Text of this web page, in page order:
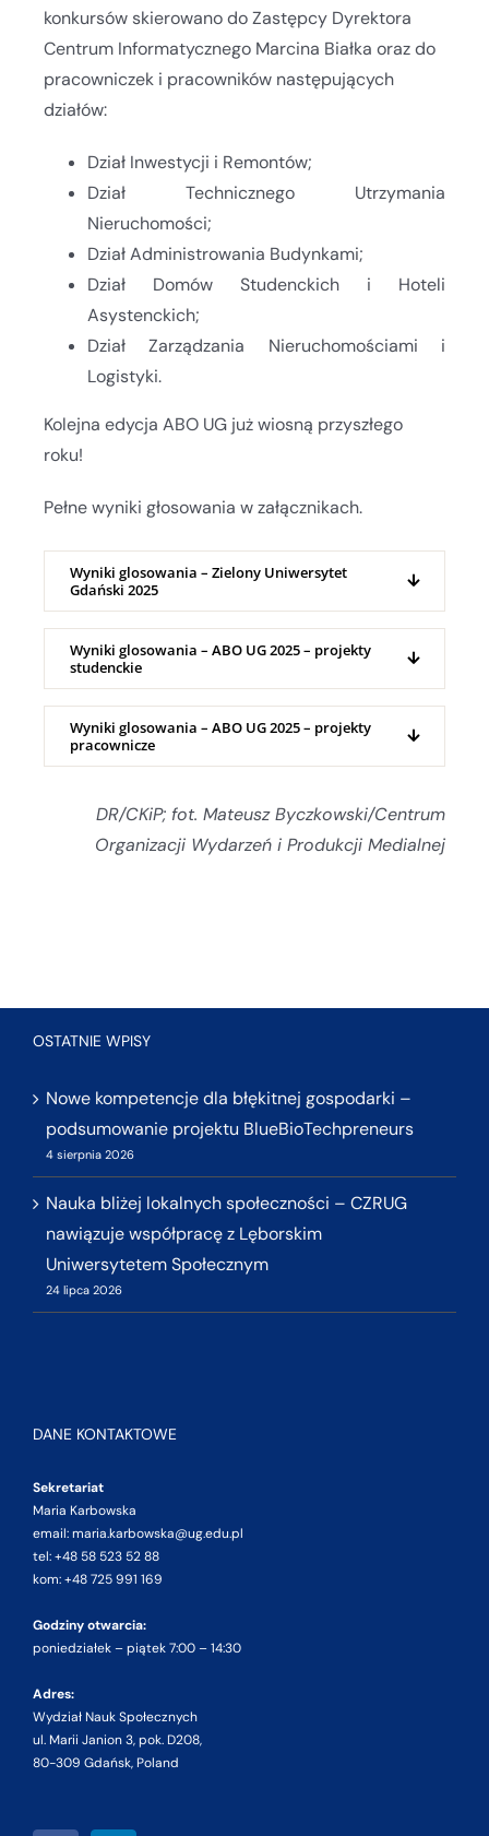
konkursów skierowano do Zastępcy Dyrektora
Centrum Informatycznego Marcina Białka oraz do
pracowniczek i pracowników następujących
działów:
Dział Inwestycji i Remontów;
Dział Technicznego Utrzymania
Nieruchomości;
Dział Administrowania Budynkami;
Dział Domów Studenckich i Hoteli
Asystenckich;
Dział Zarządzania Nieruchomościami i
Logistyki.
Kolejna edycja ABO UG już wiosną przyszłego
roku!
Pełne wyniki głosowania w załącznikach.
Wyniki glosowania – Zielony Uniwersytet
Gdański 2025
Wyniki glosowania – ABO UG 2025 – projekty
studenckie
Wyniki glosowania – ABO UG 2025 – projekty
pracownicze
DR/CKiP; fot. Mateusz Byczkowski/Centrum
Organizacji Wydarzeń i Produkcji Medialnej
OSTATNIE WPISY
Nowe kompetencje dla błękitnej gospodarki –
podsumowanie projektu BlueBioTechpreneurs
4 sierpnia 2026
Nauka bliżej lokalnych społeczności – CZRUG
nawiązuje współpracę z Lęborskim
Uniwersytetem Społecznym
24 lipca 2026
DANE KONTAKTOWE
Sekretariat
Maria Karbowska
email: maria.karbowska@ug.edu.pl
tel: +48 58 523 52 88
kom: +48 725 991 169
Godziny otwarcia:
poniedziałek – piątek 7:00 – 14:30
Adres:
Wydział Nauk Społecznych
ul. Marii Janion 3, pok. D208,
80-309 Gdańsk, Poland